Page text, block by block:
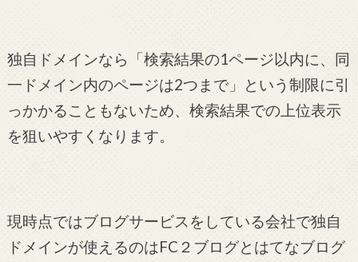
独自ドメインなら「検索結果の1ページ以内に、同
一ドメイン内のページは2つまで」という制限に引
っかかることもないため、検索結果での上位表示
を狙いやすくなります。
現時点ではブログサービスをしている会社で独自
ドメインが使えるのはFC２ブログとはてなブログ